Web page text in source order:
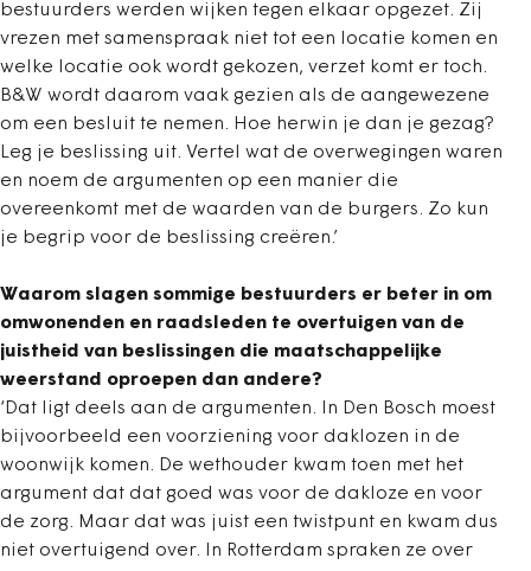
bestuurders werden wijken tegen elkaar opgezet. Zij
vrezen met samenspraak niet tot een locatie komen en
welke locatie ook wordt gekozen, verzet komt er toch.
B&W wordt daarom vaak gezien als de aangewezene
om een besluit te nemen. Hoe herwin je dan je gezag?
Leg je beslissing uit. Vertel wat de overwegingen waren
en noem de argumenten op een manier die
overeenkomt met de waarden van de burgers. Zo kun
je begrip voor de beslissing creëren.’
Waarom slagen sommige bestuurders er beter in om
omwonenden en raadsleden te overtuigen van de
juistheid van beslissingen die maatschappelijke
weerstand oproepen dan andere?
‘Dat ligt deels aan de argumenten. In Den Bosch moest
bijvoorbeeld een voorziening voor daklozen in de
woonwijk komen. De wethouder kwam toen met het
argument dat dat goed was voor de dakloze en voor
de zorg. Maar dat was juist een twistpunt en kwam dus
niet overtuigend over. In Rotterdam spraken ze over